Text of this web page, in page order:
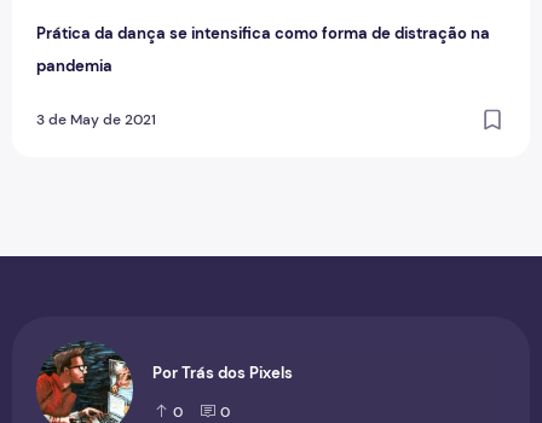
Prática da dança se intensifica como forma de distração na
pandemia
3 de May de 2021
Por Trás dos Pixels
0 0